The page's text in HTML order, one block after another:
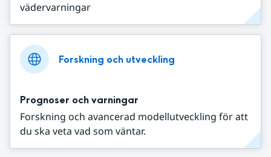
vädervarningar
Forskning och utveckling
Prognoser och varningar
Forskning och avancerad modellutveckling för att
du ska veta vad som väntar.